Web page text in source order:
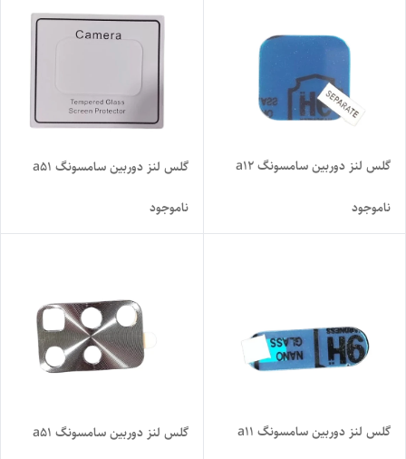
گلس لنز دوربین سامسونگ a12
ناموجود
گلس لنز دوربین سامسونگ a51
ناموجود
گلس لنز دوربین سامسونگ a11 گلس لنز دوربین سامسونگ a51